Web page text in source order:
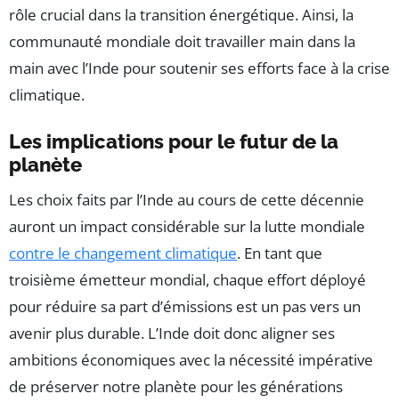
rôle crucial dans la transition énergétique. Ainsi, la
communauté mondiale doit travailler main dans la
main avec l’Inde pour soutenir ses efforts face à la crise
climatique.
Les implications pour le futur de la
planète
Les choix faits par l’Inde au cours de cette décennie
auront un impact considérable sur la lutte mondiale
contre le changement climatique. En tant que
troisième émetteur mondial, chaque effort déployé
pour réduire sa part d’émissions est un pas vers un
avenir plus durable. L’Inde doit donc aligner ses
ambitions économiques avec la nécessité impérative
de préserver notre planète pour les générations